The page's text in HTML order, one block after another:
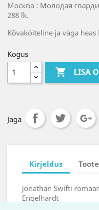
Москва : Молодая
288 lk.
Kõvaköiteline ja väga
Kogus
 LISA
Jaga
Kirjeldus
Jonathan Swifti
Engelhardt